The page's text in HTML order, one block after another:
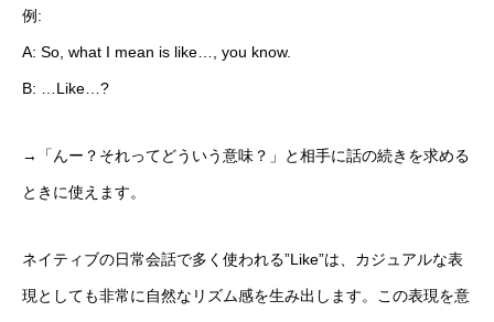
例:
A: So, what I mean is like…, you know.
B: …Like…?
→「んー？それってどういう意味？」と相手に話の続きを求める
ときに使えます。
ネイティブの日常会話で多く使われる”Like”は、カジュアルな表
現としても非常に自然なリズム感を生み出します。この表現を意